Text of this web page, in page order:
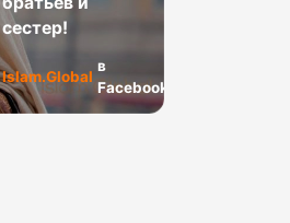
сестер!
Islam.Global
в
Facebook